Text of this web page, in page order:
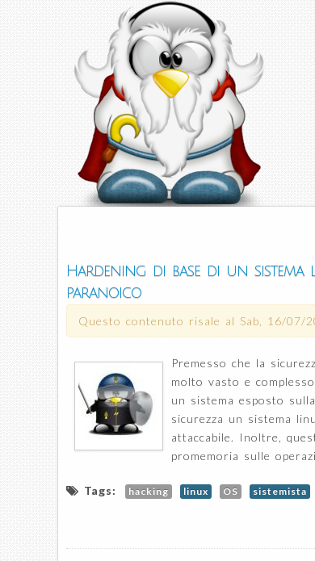
Hardening di base di un
paranoico
Questo contenuto risale al Sab, 16/07/
Premesso che la
molto vasto e
un sistema esposto
sicurezza un sistema
attaccabile. Inoltre,
promemoria sulle
Tags: hacking linux OS sistemista